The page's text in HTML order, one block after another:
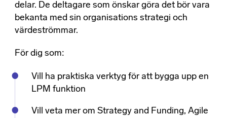
delar. De deltagare som önskar göra det bör vara
bekanta med sin organisations strategi och
värdeströmmar.
För dig som:
Vill ha praktiska verktyg för att bygga upp en
LPM funktion
Vill veta mer om Strategy and Funding, Agile